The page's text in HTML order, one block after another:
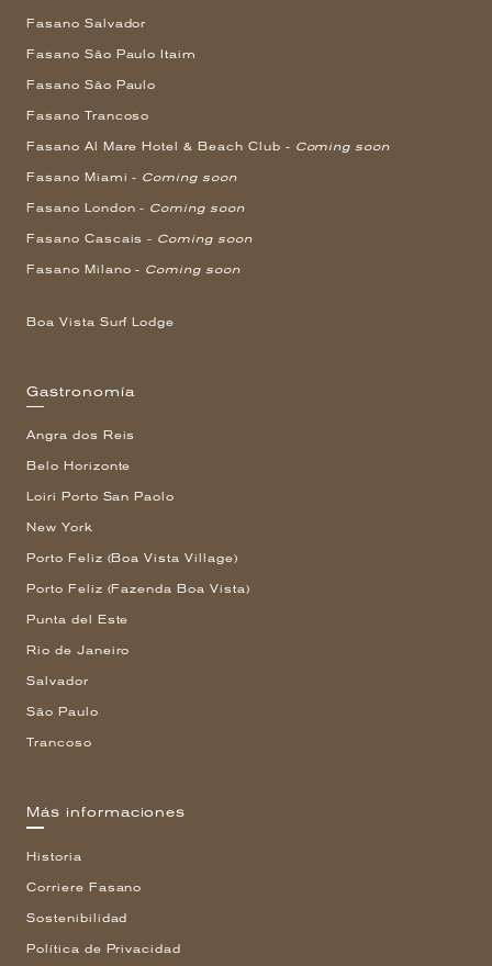
Fasano Salvador
Fasano São Paulo Itaim
Fasano São Paulo
Fasano Trancoso
Fasano Al Mare Hotel & Beach Club - Coming soon
Fasano Miami - Coming soon
Fasano London - Coming soon
Fasano Cascais - Coming soon
Fasano Milano - Coming soon
Boa Vista Surf Lodge
Gastronomía
Angra dos Reis
Belo Horizonte
Loiri Porto San Paolo
New York
Porto Feliz (Boa Vista Village)
Porto Feliz (Fazenda Boa Vista)
Punta del Este
Rio de Janeiro
Salvador
São Paulo
Trancoso
Más informaciones
Historia
Corriere Fasano
Sostenibilidad
Política de Privacidad